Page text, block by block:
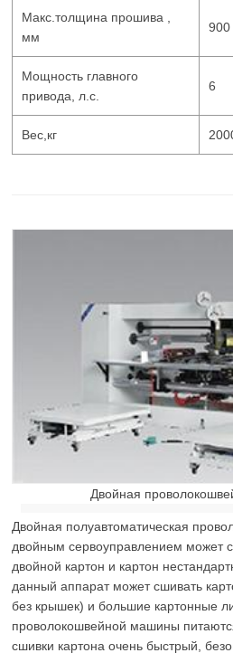
Макс.толщина прошива ,
мм
900
Мощность главного
привода, л.с.
6
Вес,кг
Двойная
Двойная полуавтоматическая
двойным сервоуправлением может
двойной картон и картон
данный аппарат может сшивать
без крышек) и большие картонные
проволокошвейной машины
сшивки картона очень быстрый,